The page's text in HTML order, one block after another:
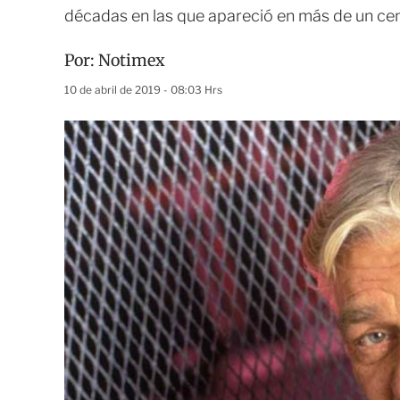
décadas en las que apareció en más de un
Por: Notimex
10 de abril de 2019 - 08:03 Hrs